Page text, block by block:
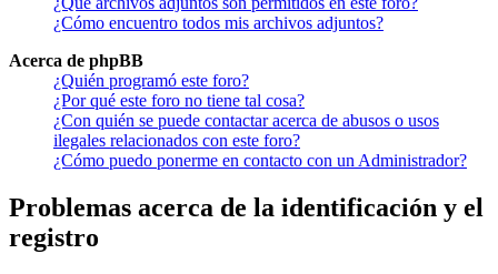
¿Cómo encuentro todos mis archivos adjuntos?
Acerca de phpBB
¿Quién programó este foro?
¿Por qué este foro no tiene tal cosa?
¿Con quién se puede contactar acerca de abusos o usos
ilegales relacionados con este foro?
¿Cómo puedo ponerme en contacto con un Administrador?
Problemas acerca de la identificación y el
registro